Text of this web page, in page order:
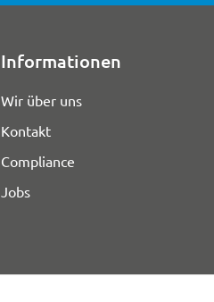
Informationen
Wir über uns
Kontakt
Compliance
Jobs